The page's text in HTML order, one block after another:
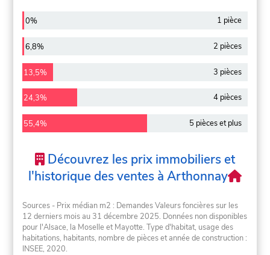
0% 1 pièce
6,8% 2 pièces
13,5% 3 pièces
24,3% 4 pièces
55,4% 5 pièces et plus
Découvrez les prix immobiliers et
l'historique des ventes à Arthonnay
Sources - Prix médian m2 : Demandes Valeurs foncières sur les
12 derniers mois au 31 décembre 2025. Données non disponibles
pour l'Alsace, la Moselle et Mayotte. Type d'habitat, usage des
habitations, habitants, nombre de pièces et année de construction :
INSEE, 2020.